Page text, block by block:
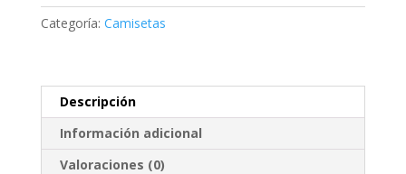
cantidad
Categoría: Camisetas
Descripción
Información adicional
Valoraciones (0)